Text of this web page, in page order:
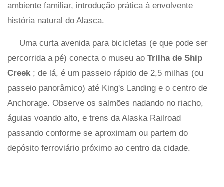
ambiente familiar, introdução prática à envolvente
história natural do Alasca.
Uma curta avenida para bicicletas (e que pode ser
percorrida a pé) conecta o museu ao Trilha de Ship
Creek ; de lá, é um passeio rápido de 2,5 milhas (ou
passeio panorâmico) até King's Landing e o centro de
Anchorage. Observe os salmões nadando no riacho,
águias voando alto, e trens da Alaska Railroad
passando conforme se aproximam ou partem do
depósito ferroviário próximo ao centro da cidade.